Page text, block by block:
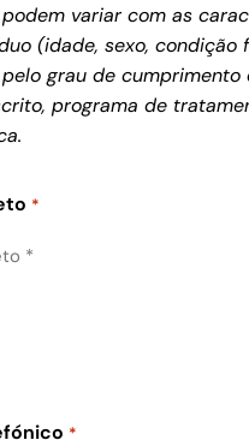
variar com as
(idade, sexo, condição
grau de cumprimento
programa de
*
*